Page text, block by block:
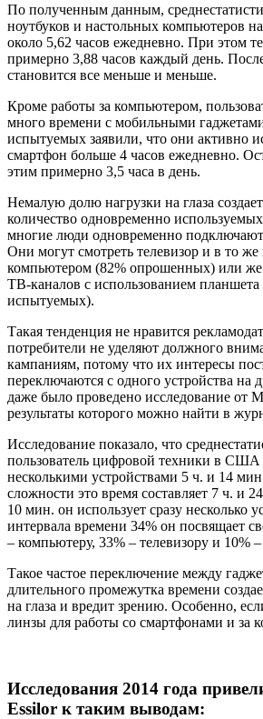
По полученным данным,
ноутбуков и настольных компьютеров
около 5,62 часов ежедневно. При этом
примерно 3,88 часов каждый день.
становится все меньше и меньше.
Кроме работы за компьютером,
много времени с мобильными
испытуемых заявили, что они активно
смартфон больше 4 часов ежедневно.
этим примерно 3,5 часа в день.
Немалую долю нагрузки на глаза
количество одновременно
многие люди одновременно подключают
Они могут смотреть телевизор и в то же
компьютером (82% опрошенных) или же
ТВ-каналов с использованием
испытуемых).
Такая тенденция не нравится
потребители не уделяют должного
кампаниям, потому что их интересы
переключаются с одного устройства на
даже было проведено исследование от
результаты которого можно найти в
Исследование показало, что
пользователь цифровой техники в США
несколькими устройствами 5 ч. и 14
сложности это время составляет 7 ч. и
10 мин. он использует сразу несколько
интервала времени 34% он посвящает
– компьютеру, 33% – телевизору и 10%
Такое частое переключение между
длительного промежутка времени
на глаза и вредит зрению. Особенно,
линзы для работы со смартфонами и за
Исследования 2014 года
Essilor к таким выводам: